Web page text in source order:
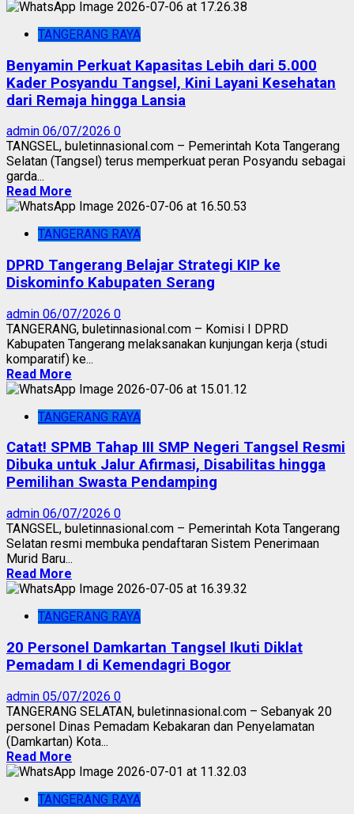
TANGERANG RAYA
Benyamin Perkuat Kapasitas Lebih dari 5.000
Kader Posyandu Tangsel, Kini Layani Kesehatan
dari Remaja hingga Lansia
admin 06/07/2026 0
TANGSEL, buletinnasional.com – Pemerintah Kota Tangerang
Selatan (Tangsel) terus memperkuat peran Posyandu sebagai
garda...
Read More
TANGERANG RAYA
DPRD Tangerang Belajar Strategi KIP ke
Diskominfo Kabupaten Serang
admin 06/07/2026 0
TANGERANG, buletinnasional.com – Komisi I DPRD
Kabupaten Tangerang melaksanakan kunjungan kerja (studi
komparatif) ke...
Read More
TANGERANG RAYA
Catat! SPMB Tahap III SMP Negeri Tangsel Resmi
Dibuka untuk Jalur Afirmasi, Disabilitas hingga
Pemilihan Swasta Pendamping
admin 06/07/2026 0
TANGSEL, buletinnasional.com – Pemerintah Kota Tangerang
Selatan resmi membuka pendaftaran Sistem Penerimaan
Murid Baru...
Read More
TANGERANG RAYA
20 Personel Damkartan Tangsel Ikuti Diklat
Pemadam I di Kemendagri Bogor
admin 05/07/2026 0
TANGERANG SELATAN, buletinnasional.com – Sebanyak 20
personel Dinas Pemadam Kebakaran dan Penyelamatan
(Damkartan) Kota...
Read More
TANGERANG RAYA